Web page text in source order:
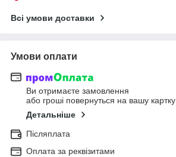
Всі умови доставки
Умови оплати
Ви отримаєте замовлення
або гроші повернуться на вашу картку
Детальніше
Післяплата
Оплата за реквізитами